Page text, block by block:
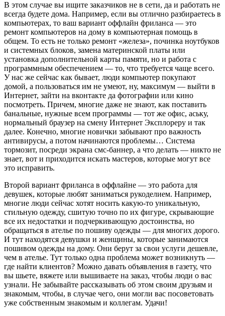
В этом случае вы ищите заказчиков не в сети, да и работать не
всегда будете дома. Например, если вы отлично разбираетесь в
компьютерах, то ваш вариант оффлайн фриланса — это
ремонт компьютеров на дому в компьютерная помощь в
общем. То есть не только ремонт «железа», починка ноутбуков
и системных блоков, замена материнской платы или
установка дополнительной карты памяти, но и работа с
программным обеспечением — то, что требуется чаще всего.
У нас же сейчас как бывает, люди компьютер покупают
домой, а пользоваться им не умеют, ну, максимум — выйти в
Интернет, зайти на вконтакте да фотографии или кино
посмотреть. Причем, многие даже не знают, как поставить
банальные, нужные всем программы — тот же офис, аську,
нормальный браузер на смену Интернет Эксплореру и так
далее. Конечно, многие новички забывают про важность
антивирусы, а потом начинаются проблемы… Система
тормозит, посреди экрана смс-баннер, а что делать — никто не
знает, вот и приходится искать мастеров, которые могут все
это исправить.
Второй вариант фриланса в оффлайне — это работа для
девушек, которые любят заниматься рукоделием. Например,
многие люди сейчас хотят носить какую-то уникальную,
стильную одежду, сшитую точно по их фигуре, скрывающие
все их недостатки и подчеркивающую достоинства, но
обращаться в ателье по пошиву одежды — для многих дорого.
И тут находятся девушки и женщины, которые занимаются
пошивом одежды на дому. Они берут за свои услуги дешевле,
чем в ателье. Тут только одна проблема может возникнуть —
где найти клиентов? Можно давать объявления в газету, что
вы шьете, вяжете или вышиваете на заказ, чтобы люди о вас
узнали. Не забывайте рассказывать об этом своим друзьям и
знакомым, чтобы, в случае чего, они могли вас посоветовать
уже собственным знакомым и коллегам. Удачи!